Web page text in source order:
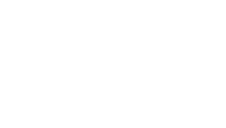
Erdoğan, Suudi